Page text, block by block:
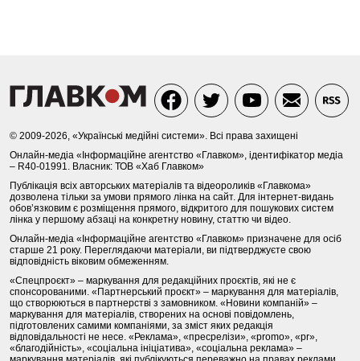
© 2009-2026, «Українські медійні системи». Всі права захищені
Онлайн-медіа «Інформаційне агентство «Главком», ідентифікатор медіа
– R40-01991. Власник: ТОВ «Хаб Главком»
Публікація всіх авторських матеріалів та відеороликів «Главкома»
дозволена тільки за умови прямого лінка на сайт. Для інтернет-видань
обов’язковим є розміщення прямого, відкритого для пошукових систем
лінка у першому абзаці на конкретну новину, статтю чи відео.
Онлайн-медіа «Інформаційне агентство «Главком» призначене для осіб
старше 21 року. Переглядаючи матеріали, ви підтверджуєте свою
відповідність віковим обмеженням.
«Спецпроєкт» – маркування для редакційних проєктів, які не є
спонсорованими. «Партнерський проєкт» – маркування для матеріалів,
що створюються в партнерстві з замовником. «Новини компаній» –
маркування для матеріалів, створених на основі повідомлень,
підготовлених самими компаніями, за зміст яких редакція
відповідальності не несе. «Реклама», «пресрелізи», «promo», «pr»,
«благодійність», «соціальна ініціатива», «соціальна реклама» –